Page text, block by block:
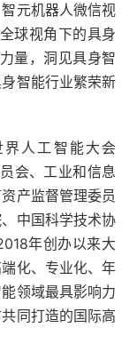
元机器人微信视
球视角下的具身
量，洞见具身智
智能行业繁荣新
界人工智能大会
会、工业和信息
产监督管理委员
中国科学技术协
年创办以来大
化、专业化、年
领域最具影响力
同打造的国际高